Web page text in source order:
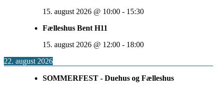
15. august 2026 @ 10:00 - 15:30
Fælleshus Bent H11
15. august 2026 @ 12:00 - 18:00
22. august 2026
SOMMERFEST - Duehus og Fælleshus